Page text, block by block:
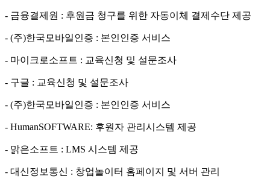
- 금융결제원 : 후원금 청구를 위한 자동이체 결제수단 제공
- (주)한국모바일인증 : 본인인증 서비스
- 마이크로소프트 : 교육신청 및 설문조사
- 구글 : 교육신청 및 설문조사
- (주)한국모바일인증 : 본인인증 서비스
- HumanSOFTWARE: 후원자 관리시스템 제공
- 맑은소프트 : LMS 시스템 제공
- 대신정보통신 : 창업놀이터 홈페이지 및 서버 관리